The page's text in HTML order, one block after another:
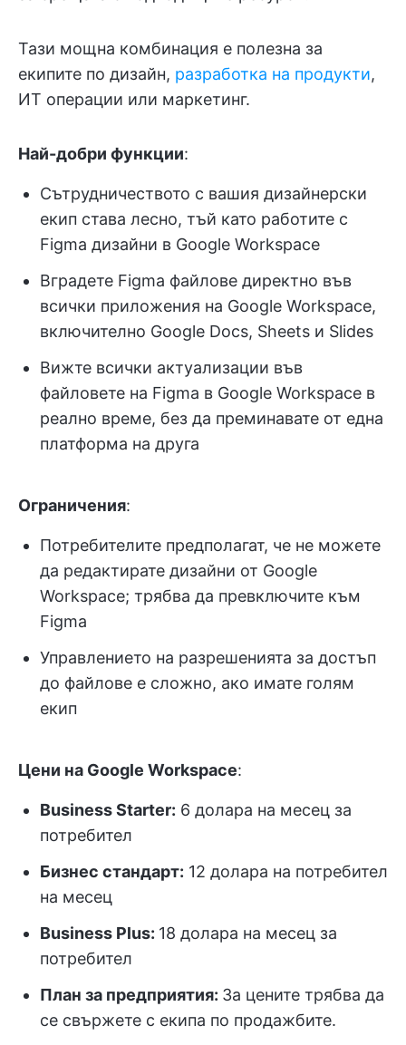
Тази мощна комбинация е полезна за
екипите по дизайн, разработка на продукти,
ИТ операции или маркетинг.
Най-добри функции:
Сътрудничеството с вашия дизайнерски
екип става лесно, тъй като работите с
Figma дизайни в Google Workspace
Вградете Figma файлове директно във
всички приложения на Google Workspace,
включително Google Docs, Sheets и Slides
Вижте всички актуализации във
файловете на Figma в Google Workspace в
реално време, без да преминавате от една
платформа на друга
Ограничения:
Потребителите предполагат, че не можете
да редактирате дизайни от Google
Workspace; трябва да превключите към
Figma
Управлението на разрешенията за достъп
до файлове е сложно, ако имате голям
екип
Цени на Google Workspace:
Business Starter: 6 долара на месец за
потребител
Бизнес стандарт: 12 долара на потребител
на месец
Business Plus: 18 долара на месец за
потребител
План за предприятия: За цените трябва да
се свържете с екипа по продажбите.